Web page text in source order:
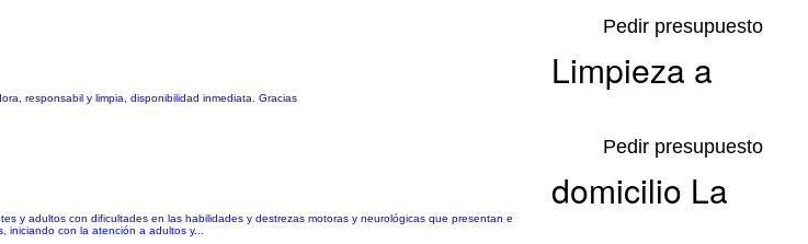
responsabil y limpia, disponibilidad inmediata. Gracias
Pedir presupuesto
y adultos con dificultades en las habilidades y destrezas motoras y neurológicas que presentan e
con la atención a adultos y...
Pedir presupuesto
Limpieza a
domicilio La